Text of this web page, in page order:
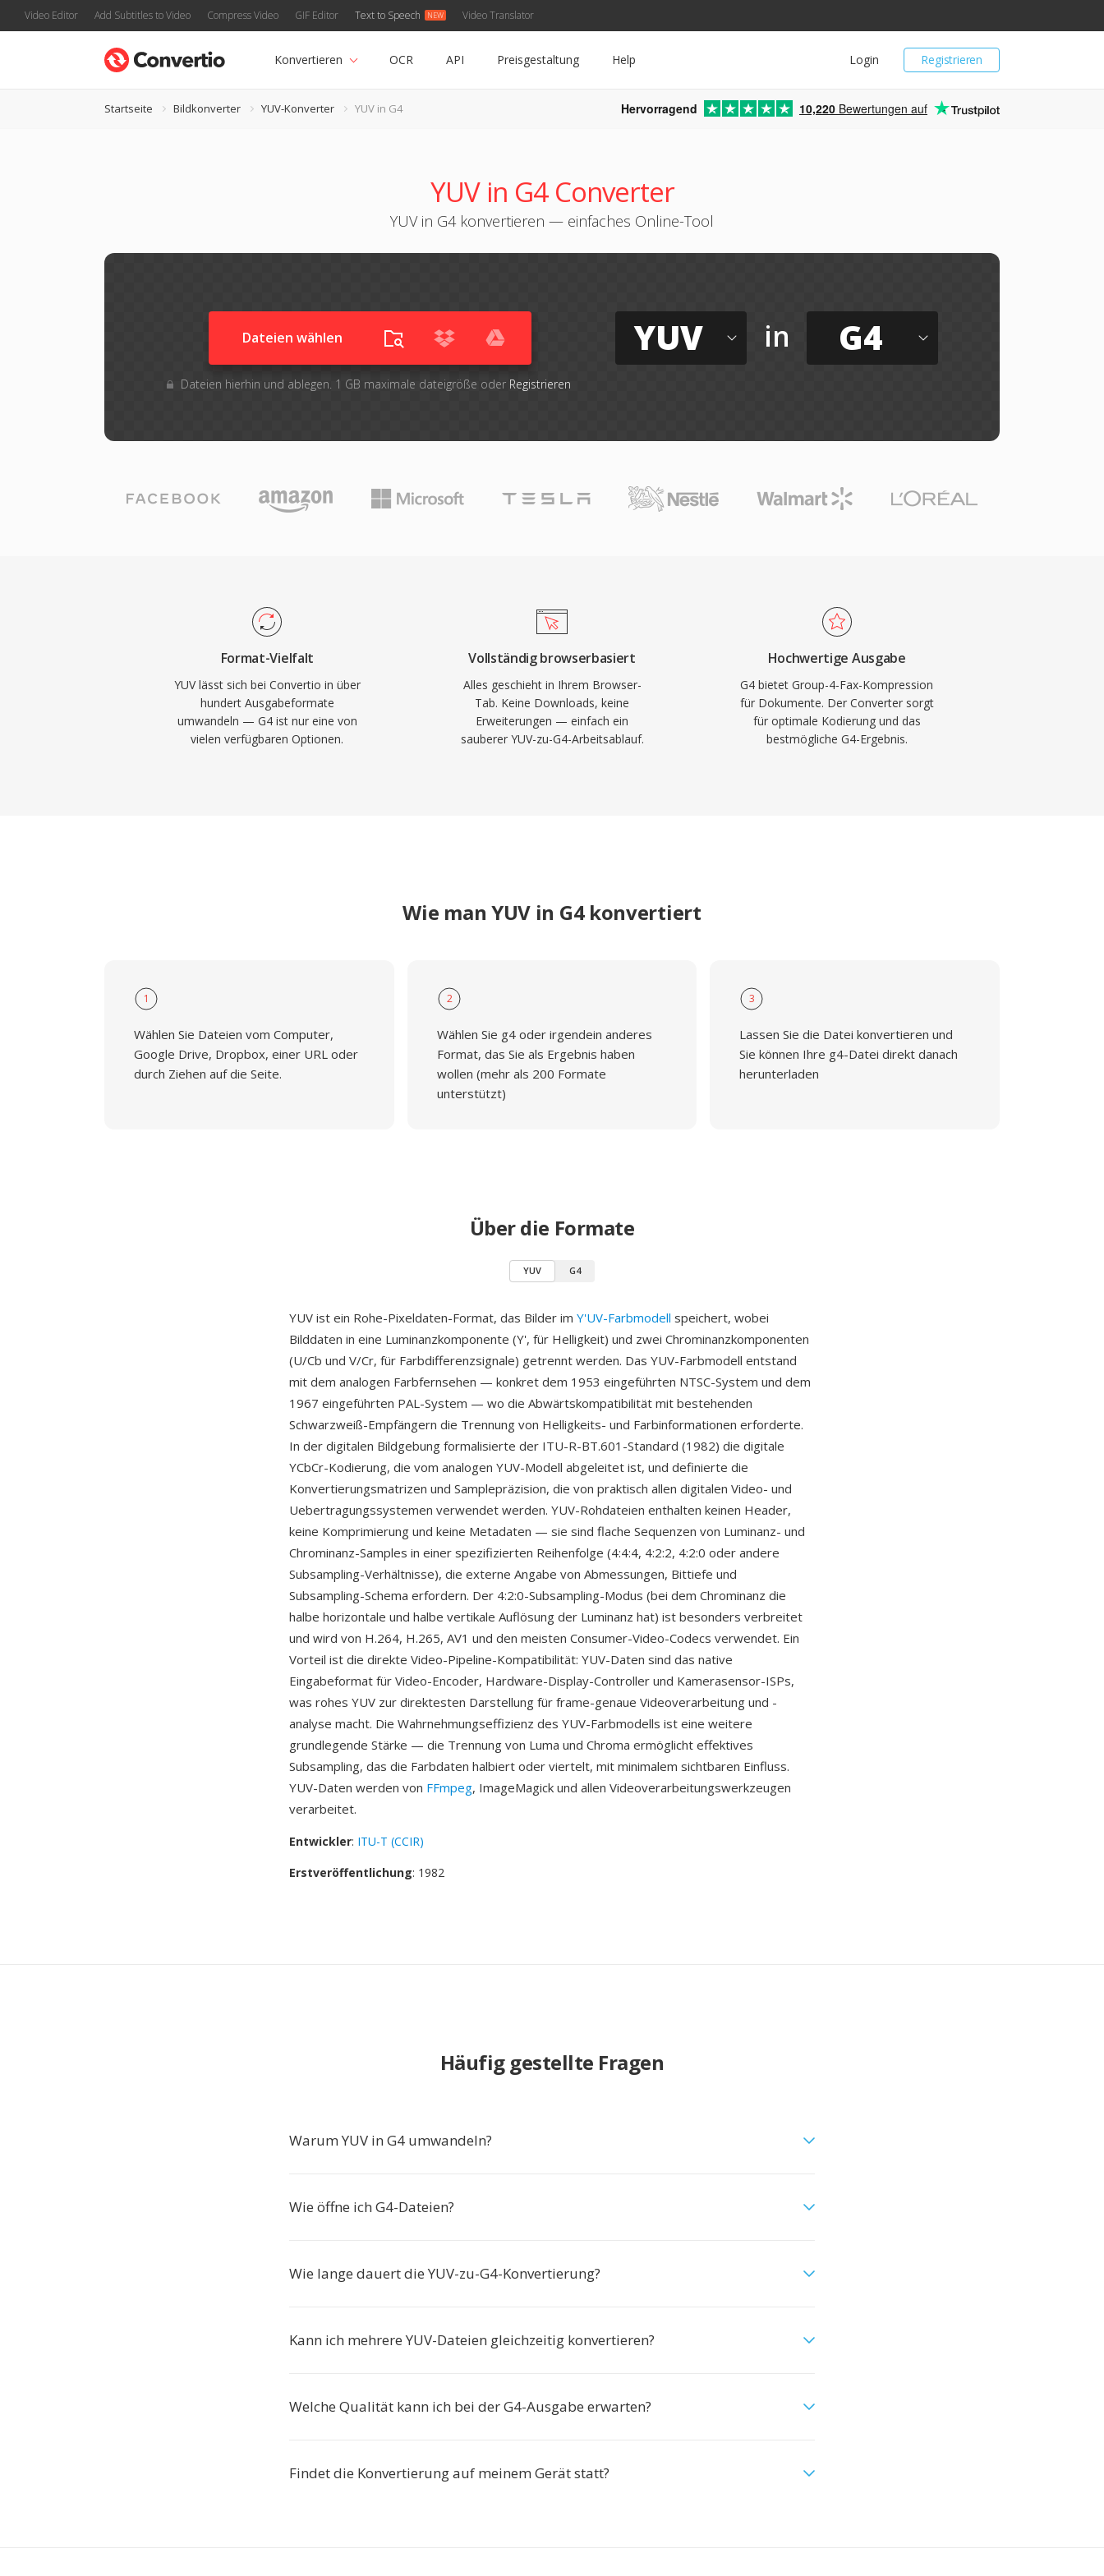
Video Editor Add Subtitles to Video Compress Video GIF Editor Text to Speech Video Translator
Registrieren
Login
Konvertieren OCR API Preisgestaltung Help
Startseite Bildkonverter YUV-Konverter YUV in G4 Hervorragend 10,220 Bewertungen auf
YUV in G4 Converter
YUV in G4 konvertieren — einfaches Online-Tool
Dateien wählen
Dateien hierhin und ablegen. 1 GB maximale dateigröße oder Registrieren
YUV in G4
Format-Vielfalt
YUV lässt sich bei Convertio in über
hundert Ausgabeformate
umwandeln — G4 ist nur eine von
vielen verfügbaren Optionen.
Vollständig browserbasiert
Alles geschieht in Ihrem Browser-
Tab. Keine Downloads, keine
Erweiterungen — einfach ein
sauberer YUV-zu-G4-Arbeitsablauf.
Hochwertige Ausgabe
G4 bietet Group-4-Fax-Kompression
für Dokumente. Der Converter sorgt
für optimale Kodierung und das
bestmögliche G4-Ergebnis.
Wie man YUV in G4 konvertiert
1
Wählen Sie Dateien vom Computer,
Google Drive, Dropbox, einer URL oder
durch Ziehen auf die Seite.
2
Wählen Sie g4 oder irgendein anderes
Format, das Sie als Ergebnis haben
wollen (mehr als 200 Formate
unterstützt)
3
Lassen Sie die Datei konvertieren und
Sie können Ihre g4-Datei direkt danach
herunterladen
Über die Formate
YUV G4
YUV ist ein Rohe-Pixeldaten-Format, das Bilder im Y'UV-Farbmodell speichert, wobei
Bilddaten in eine Luminanzkomponente (Y', für Helligkeit) und zwei Chrominanzkomponenten
(U/Cb und V/Cr, für Farbdifferenzsignale) getrennt werden. Das YUV-Farbmodell entstand
mit dem analogen Farbfernsehen — konkret dem 1953 eingeführten NTSC-System und dem
1967 eingeführten PAL-System — wo die Abwärtskompatibilität mit bestehenden
Schwarzweiß-Empfängern die Trennung von Helligkeits- und Farbinformationen erforderte.
In der digitalen Bildgebung formalisierte der ITU-R-BT.601-Standard (1982) die digitale
YCbCr-Kodierung, die vom analogen YUV-Modell abgeleitet ist, und definierte die
Konvertierungsmatrizen und Samplepräzision, die von praktisch allen digitalen Video- und
Uebertragungssystemen verwendet werden. YUV-Rohdateien enthalten keinen Header,
keine Komprimierung und keine Metadaten — sie sind flache Sequenzen von Luminanz- und
Chrominanz-Samples in einer spezifizierten Reihenfolge (4:4:4, 4:2:2, 4:2:0 oder andere
Subsampling-Verhältnisse), die externe Angabe von Abmessungen, Bittiefe und
Subsampling-Schema erfordern. Der 4:2:0-Subsampling-Modus (bei dem Chrominanz die
halbe horizontale und halbe vertikale Auflösung der Luminanz hat) ist besonders verbreitet
und wird von H.264, H.265, AV1 und den meisten Consumer-Video-Codecs verwendet. Ein
Vorteil ist die direkte Video-Pipeline-Kompatibilität: YUV-Daten sind das native
Eingabeformat für Video-Encoder, Hardware-Display-Controller und Kamerasensor-ISPs,
was rohes YUV zur direktesten Darstellung für frame-genaue Videoverarbeitung und -
analyse macht. Die Wahrnehmungseffizienz des YUV-Farbmodells ist eine weitere
grundlegende Stärke — die Trennung von Luma und Chroma ermöglicht effektives
Subsampling, das die Farbdaten halbiert oder viertelt, mit minimalem sichtbaren Einfluss.
YUV-Daten werden von FFmpeg, ImageMagick und allen Videoverarbeitungswerkzeugen
verarbeitet.
Entwickler: ITU-T (CCIR)
Erstveröffentlichung: 1982
Häufig gestellte Fragen
Warum YUV in G4 umwandeln?
Wie öffne ich G4-Dateien?
Wie lange dauert die YUV-zu-G4-Konvertierung?
Kann ich mehrere YUV-Dateien gleichzeitig konvertieren?
Welche Qualität kann ich bei der G4-Ausgabe erwarten?
Findet die Konvertierung auf meinem Gerät statt?